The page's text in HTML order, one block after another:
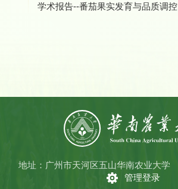
学术报告--番茄果实发育与品质调控
地址：广州市天河区五山华南农业大学
管理登录